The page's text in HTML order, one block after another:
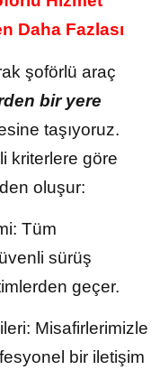
Daha Fazlası
şoförlü araç
bir yere
taşıyoruz.
kriterlere göre
oluşur:
Tüm
sürüş
geçer.
Misafirlerimizle
bir iletişim